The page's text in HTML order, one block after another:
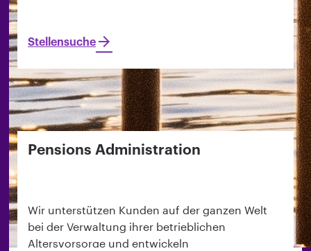
Stellensuche
Pensions Administration
Wir unterstützen Kunden auf der ganzen Welt
bei der Verwaltung ihrer betrieblichen
Altersvorsorge und entwickeln